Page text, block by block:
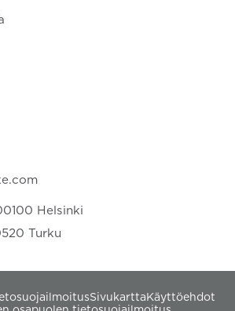
Helsinki
Turku
Sivukartta Käyttöehdot